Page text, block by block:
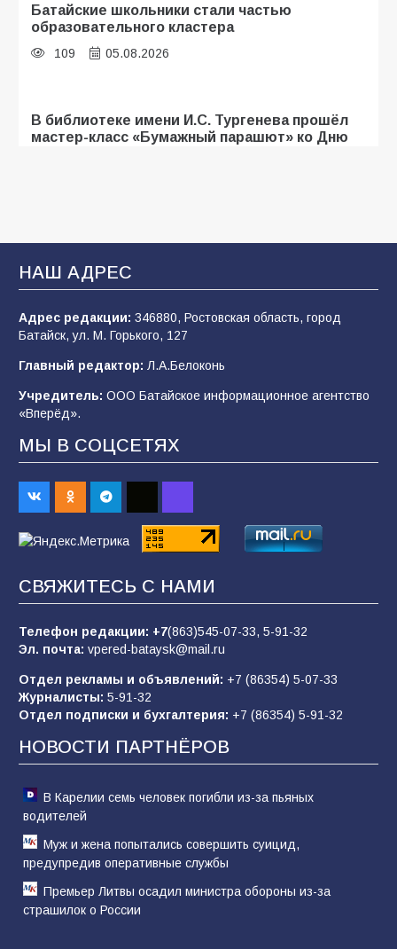
Батайские школьники стали частью
образовательного кластера
109 05.08.2026
В библиотеке имени И.С. Тургенева прошёл
мастер-класс «Бумажный парашют» ко Дню
«Мобилизация или набор?» Что на самом
деле происходит в армии России в августе
2026 года
В Батайске продолжаются дорожные работы
99 04.08.2026
Будет ли мобилизация в России в 2026 году
после выборов: в Госдуме дали ответ
заявления о мобилизации — это
пропагандистский вброс
85 01.08.2026
«Слухами Москву не возьмёшь»: почему
заявления Киева о мобилизации — это
отчаяние, а не разведка
81 02.08.2026
НАШ АДРЕС
Адрес редакции: 346880, Ростовская область, город
Батайск, ул. М. Горького, 127
Главный редактор: Л.А.Белоконь
Учредитель: ООО Батайское информационное агентство
«Вперёд».
МЫ В СОЦСЕТЯХ
СВЯЖИТЕСЬ С НАМИ
Телефон редакции: +7(863)545-07-33, 5-91-32
Эл. почта: vpered-bataysk@mail.ru
Отдел рекламы и объявлений: +7 (86354) 5-07-33
Журналисты: 5-91-32
Отдел подписки и бухгалтерия: +7 (86354) 5-91-32
НОВОСТИ ПАРТНЁРОВ
В Карелии семь человек погибли из-за пьяных
водителей
Муж и жена попытались совершить суицид,
предупредив оперативные службы
Премьер Литвы осадил министра обороны из-за
страшилок о России